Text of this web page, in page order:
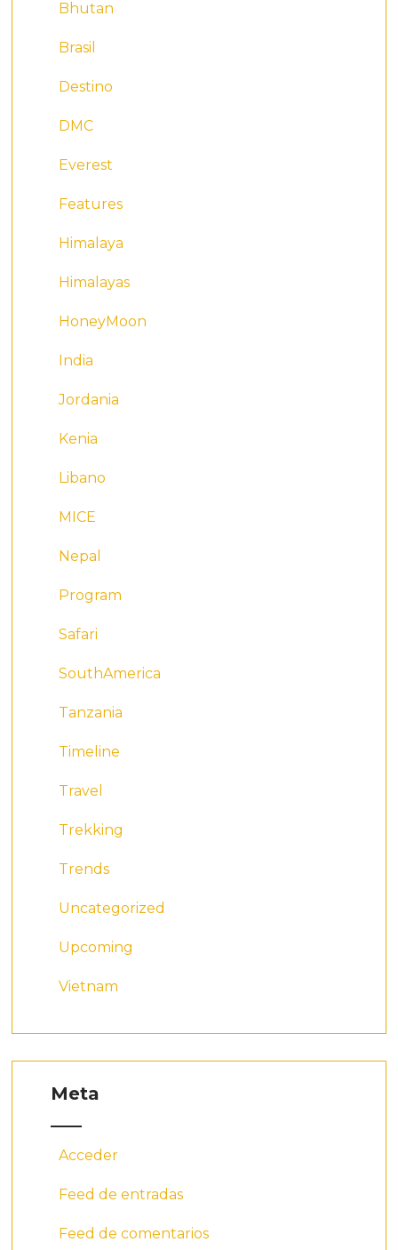
Bhutan
Brasil
Destino
DMC
Everest
Features
Himalaya
Himalayas
HoneyMoon
India
Jordania
Kenia
Libano
MICE
Nepal
Program
Safari
SouthAmerica
Tanzania
Timeline
Travel
Trekking
Trends
Uncategorized
Upcoming
Vietnam
Meta
Acceder
Feed de entradas
Feed de comentarios